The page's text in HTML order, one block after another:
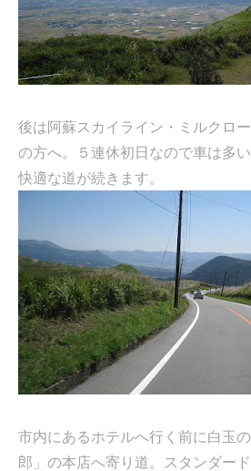
後は阿蘇スカイライン・ミルクロ
の方へ。５連休初日なので車は多
快適な道が続きます。
市内にあるホテルへ行く前に白玉
郎」の本店へ寄り道。スタンダー